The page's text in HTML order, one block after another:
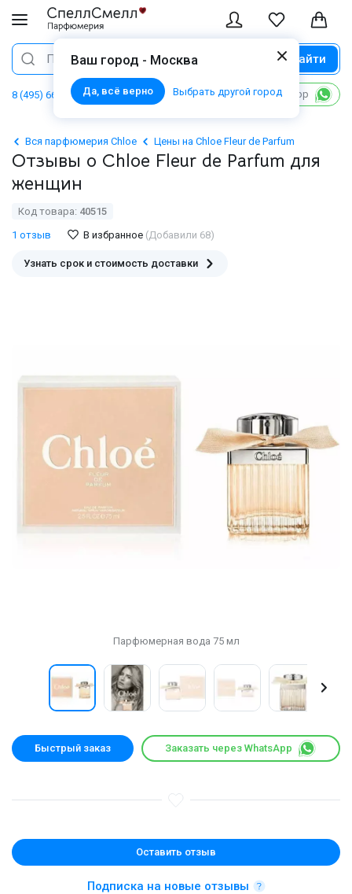
Ваш город - Москва
Да, всё верно Выбрать другой город
Поиск Найти
8 (495) 668 06 02 Написать в WhatsApp
Вся парфюмерия Chloe Цены на Chloe Fleur de Parfum
Отзывы о Chloe Fleur de Parfum для
женщин
Код товара: 40515
1 отзыв
В избранное (Добавили 68)
Узнать срок и стоимость доставки
Парфюмерная вода 75 мл
Быстрый заказ Заказать через WhatsApp
Оставить отзыв
Подписка на новые отзывы